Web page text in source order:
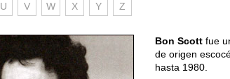
U V W X Y Z
Bon Scott fue
de origen
hasta 1980.